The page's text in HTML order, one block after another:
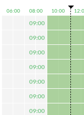
06:00 08:00 10:00
09:00
09:00
09:00
09:00
09:00
09:00
09:00